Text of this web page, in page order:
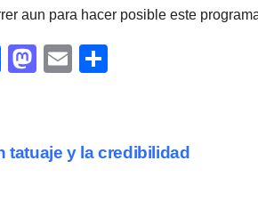
aun para hacer posible este
F
e
M
o
d
E
p
tatuaje y la credibilidad